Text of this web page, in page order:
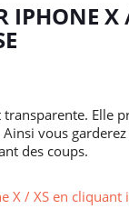
IPHONE X
Elle
vous
des coups.
X / XS en cliquant